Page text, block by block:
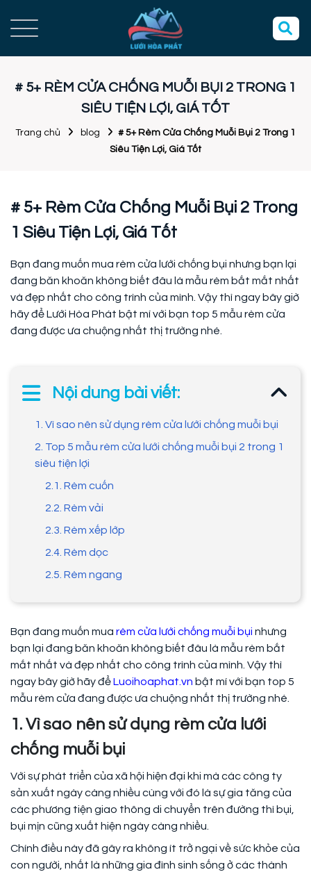
# 5+ RÈM CỬA CHỐNG MUỖI BỤI 2 TRONG 1
SIÊU TIỆN LỢI, GIÁ TỐT
Trang chủ blog
# 5+ Rèm Cửa Chống Muỗi Bụi 2 Trong 1
Siêu Tiện Lợi, Giá Tốt
# 5+ Rèm Cửa Chống Muỗi Bụi 2 Trong
1 Siêu Tiện Lợi, Giá Tốt
Bạn đang muốn mua rèm cửa lưới chống bụi nhưng bạn lại
đang băn khoăn không biết đâu là mẫu rèm bắt mắt nhất
và đẹp nhất cho công trình của mình. Vậy thì ngay bây giờ
hãy để Lưới Hòa Phát bật mí với bạn top 5 mẫu rèm cửa
đang được ưa chuộng nhất thị trường nhé.
Nội dung bài viết:
1. Vì sao nên sử dụng rèm cửa lưới chống muỗi bụi
2. Top 5 mẫu rèm cửa lưới chống muỗi bụi 2 trong 1
siêu tiện lợi
2.1. Rèm cuốn
2.2. Rèm vải
2.3. Rèm xếp lớp
2.4. Rèm dọc
2.5. Rèm ngang
Bạn đang muốn mua rèm cửa lưới chống muỗi bụi nhưng
bạn lại đang băn khoăn không biết đâu là mẫu rèm bắt
mắt nhất và đẹp nhất cho công trình của mình. Vậy thì
ngay bây giờ hãy đểLuoihoaphat.vn bật mí với bạn top 5
mẫu rèm cửa đang được ưa chuộng nhất thị trường nhé.
1. Vì sao nên sử dụng rèm cửa lưới
chống muỗi bụi
Với sự phát triển của xã hội hiện đại khi mà các công ty
sản xuất ngày càng nhiều cùng với đó là sự gia tăng của
các phương tiện giao thông di chuyển trên đường thì bụi,
bụi mịn cũng xuất hiện ngày càng nhiều.
Chính điều này đã gây ra không ít trở ngại về sức khỏe của
con người, nhất là những gia đình sinh sống ở các thành